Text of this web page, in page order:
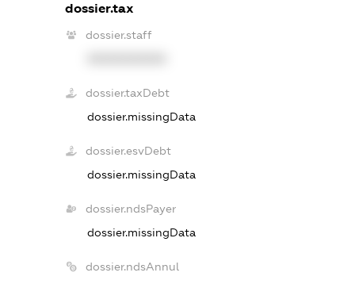
dossier.tax
dossier.staff
dossier.taxDebt
dossier.missingData
dossier.esvDebt
dossier.missingData
dossier.ndsPayer
dossier.missingData
dossier.ndsAnnul